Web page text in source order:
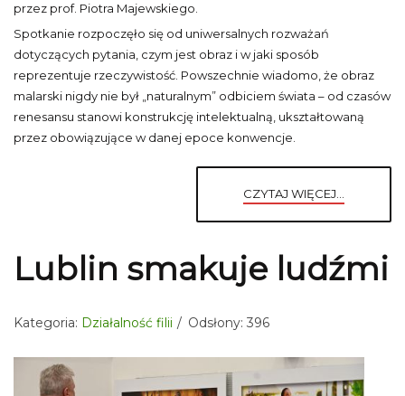
przez prof. Piotra Majewskiego.
Spotkanie rozpoczęło się od uniwersalnych rozważań
dotyczących pytania, czym jest obraz i w jaki sposób
reprezentuje rzeczywistość. Powszechnie wiadomo, że obraz
malarski nigdy nie był „naturalnym” odbiciem świata – od czasów
renesansu stanowi konstrukcję intelektualną, ukształtowaną
przez obowiązujące w danej epoce konwencje.
CZYTAJ WIĘCEJ...
Lublin smakuje ludźmi
Kategoria: Działalność filii Odsłony: 396